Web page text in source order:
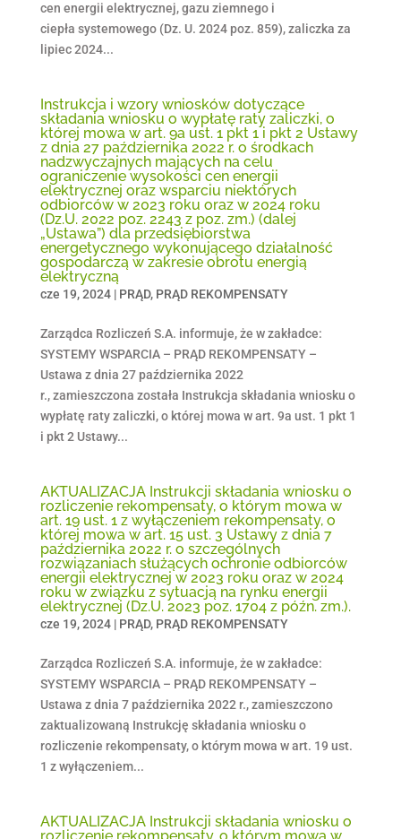
cen energii elektrycznej, gazu ziemnego i
ciepła systemowego (Dz. U. 2024 poz. 859), zaliczka za
lipiec 2024...
Instrukcja i wzory wniosków dotyczące
składania wniosku o wypłatę raty zaliczki, o
której mowa w art. 9a ust. 1 pkt 1 i pkt 2 Ustawy
z dnia 27 października 2022 r. o środkach
nadzwyczajnych mających na celu
ograniczenie wysokości cen energii
elektrycznej oraz wsparciu niektórych
odbiorców w 2023 roku oraz w 2024 roku
(Dz.U. 2022 poz. 2243 z poz. zm.) (dalej
„Ustawa”) dla przedsiębiorstwa
energetycznego wykonującego działalność
gospodarczą w zakresie obrotu energią
elektryczną
cze 19, 2024| PRĄD, PRĄD REKOMPENSATY
Zarządca Rozliczeń S.A. informuje, że w zakładce:
SYSTEMY WSPARCIA – PRĄD REKOMPENSATY –
Ustawa z dnia 27 października 2022
r., zamieszczona została Instrukcja składania wniosku o
wypłatę raty zaliczki, o której mowa w art. 9a ust. 1 pkt 1
i pkt 2 Ustawy...
AKTUALIZACJA Instrukcji składania wniosku o
rozliczenie rekompensaty, o którym mowa w
art. 19 ust. 1 z wyłączeniem rekompensaty, o
której mowa w art. 15 ust. 3 Ustawy z dnia 7
października 2022 r. o szczególnych
rozwiązaniach służących ochronie odbiorców
energii elektrycznej w 2023 roku oraz w 2024
roku w związku z sytuacją na rynku energii
elektrycznej (Dz.U. 2023 poz. 1704 z późn. zm.).
cze 19, 2024| PRĄD, PRĄD REKOMPENSATY
Zarządca Rozliczeń S.A. informuje, że w zakładce:
SYSTEMY WSPARCIA – PRĄD REKOMPENSATY –
Ustawa z dnia 7 października 2022 r., zamieszczono
zaktualizowaną Instrukcję składania wniosku o
rozliczenie rekompensaty, o którym mowa w art. 19 ust.
1 z wyłączeniem...
AKTUALIZACJA Instrukcji składania wniosku o